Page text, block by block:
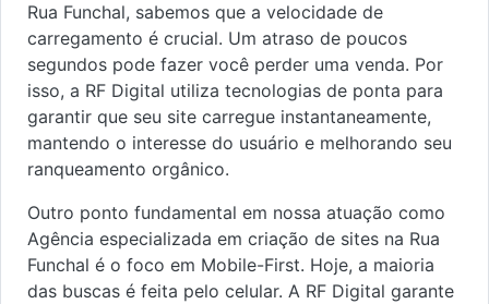
Rua Funchal, sabemos que a velocidade de
carregamento é crucial. Um atraso de poucos
segundos pode fazer você perder uma venda. Por
isso, a RF Digital utiliza tecnologias de ponta para
garantir que seu site carregue instantaneamente,
mantendo o interesse do usuário e melhorando seu
ranqueamento orgânico.
Outro ponto fundamental em nossa atuação como
Agência especializada em criação de sites na Rua
Funchal é o foco em Mobile-First. Hoje, a maioria
das buscas é feita pelo celular. A RF Digital garante